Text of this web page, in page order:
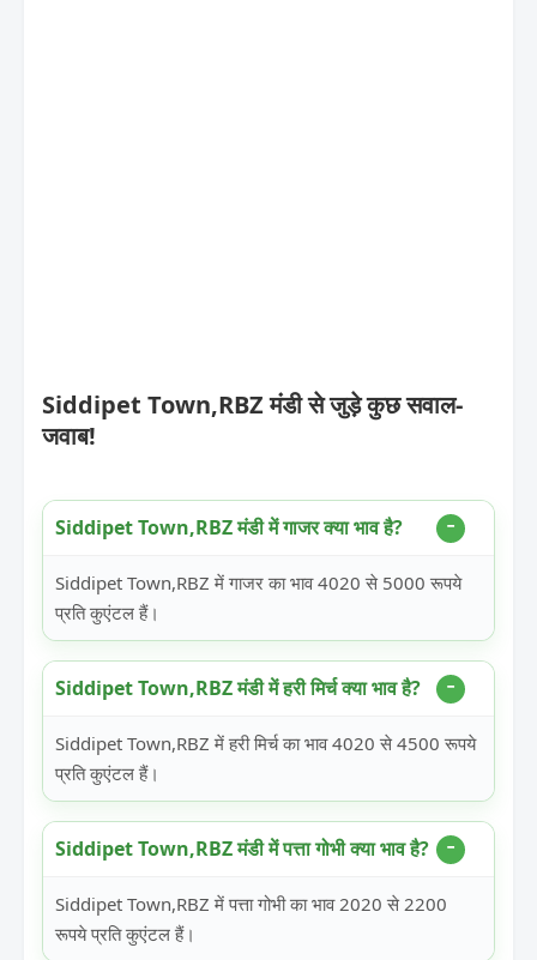
Siddipet Town,RBZ मंडी से जुड़े कुछ सवाल-
जवाब!
Siddipet Town,RBZ मंडी में गाजर क्या भाव है?
Siddipet Town,RBZ में गाजर का भाव 4020 से 5000 रूपये
प्रति कुएंटल हैं।
Siddipet Town,RBZ मंडी में हरी मिर्च क्या भाव है?
Siddipet Town,RBZ में हरी मिर्च का भाव 4020 से 4500 रूपये
प्रति कुएंटल हैं।
Siddipet Town,RBZ मंडी में पत्ता गोभी क्या भाव है?
Siddipet Town,RBZ में पत्ता गोभी का भाव 2020 से 2200
रूपये प्रति कुएंटल हैं।